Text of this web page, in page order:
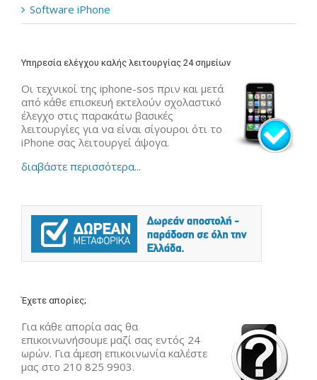
Software iPhone
Υπηρεσία ελέγχου καλής λειτουργίας 24 σημείων
Οι τεχνικοί της iphone-sos πριν και μετά
από κάθε επισκευή εκτελούν σχολαστικό
έλεγχο στις παρακάτω βασικές
λειτουργίες για να είναι σίγουροι ότι το
iPhone σας λειτουργεί άψογα.
διαβάστε περισσότερα...
Έχετε απορίες;
Για κάθε απορία σας θα
επικοινωνήσουμε μαζί σας εντός 24
ωρών. Για άμεση επικοινωνία καλέστε
μας στο 210 825 9903.